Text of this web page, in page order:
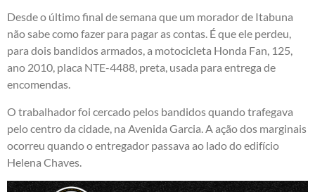
Desde o último final de semana que um morador de Itabuna
não sabe como fazer para pagar as contas. É que ele perdeu,
para dois bandidos armados, a motocicleta Honda Fan, 125,
ano 2010, placa NTE-4488, preta, usada para entrega de
encomendas.
O trabalhador foi cercado pelos bandidos quando trafegava
pelo centro da cidade, na Avenida Garcia. A ação dos marginais
ocorreu quando o entregador passava ao lado do edifício
Helena Chaves.